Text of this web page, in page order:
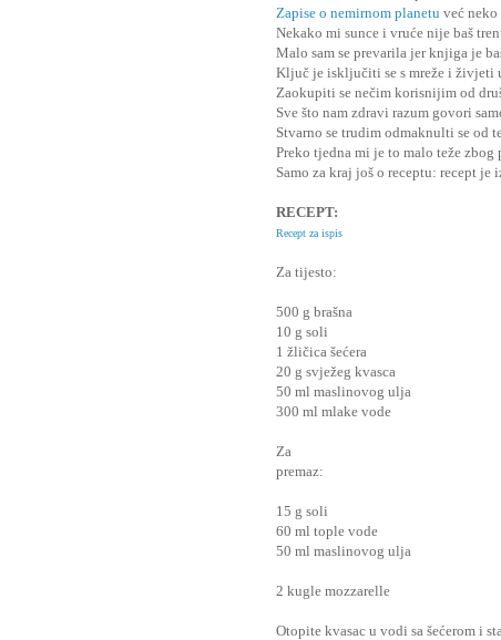
Zapise o nemirnom planetu već neko
Nekako mi sunce i vruće nije baš
Malo sam se prevarila jer knjiga je
Ključ je isključiti se s mreže i živjeti
Zaokupiti se nečim korisnijim od
Sve što nam zdravi razum govori
Stvarno se trudim odmaknulti se od
Preko tjedna mi je to malo teže zbog
Samo za kraj još o receptu: recept je
RECEPT:
Recept za ispis
Za tijesto:
500 g brašna
10 g soli
1 žličica šećera
20 g svježeg kvasca
50 ml maslinovog ulja
300 ml mlake vode
Za
premaz:
15 g soli
60 ml tople vode
50 ml maslinovog ulja
2 kugle mozzarelle
Otopite kvasac u vodi sa šećerom i